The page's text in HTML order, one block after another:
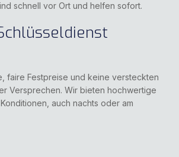
schnell vor Ort und helfen sofort.
faire Festpreise und keine versteckten
Versprechen. Wir bieten hochwertige
, auch nachts oder am